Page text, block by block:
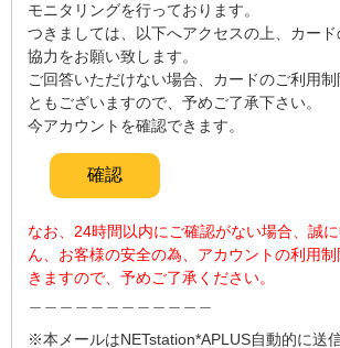
モニタリングを行っております。
つきましては、以下へアクセスの上、カー
協力をお願い致します。
ご回答いただけない場合、カードのご利用
ともございますので、予めご了承下さい。
今アカウントを確認できます。
確認
なお、24時間以内にご確認がない場合、誠
ん、お客様の安全の為、アカウントの利用
きますので、予めご了承ください。
※本メールはNETstation*APLUS自動的に送